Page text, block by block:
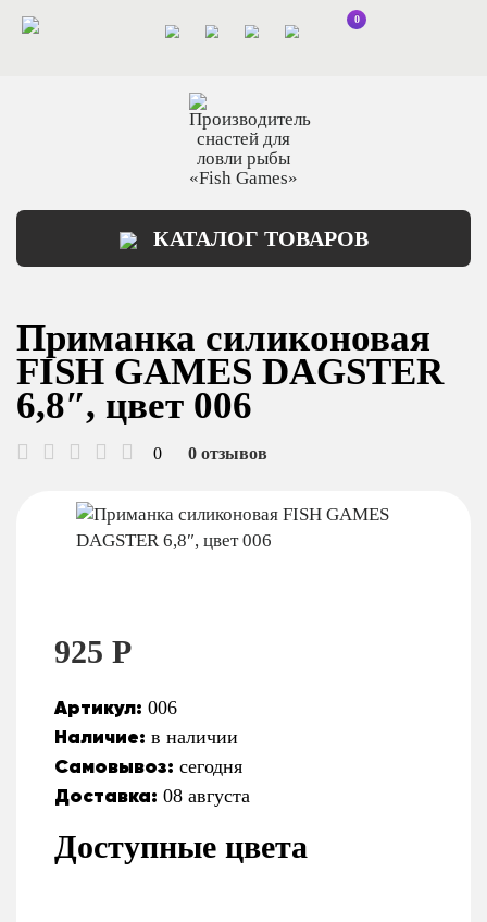
КАТАЛОГ ТОВАРОВ
Приманка силиконовая
FISH GAMES DAGSTER
6,8″, цвет 006
0 0 отзывов
925 Р
Артикул: 006
Наличие: в наличии
Самовывоз: сегодня
Доставка: 08 августа
Доступные цвета